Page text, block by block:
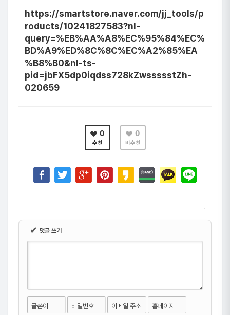
https://smartstore.naver.com/jj_tools/p
roducts/10241827583?nl-
query=%EB%AA%A8%EC%95%84%EC%
BD%A9%ED%8C%8C%EC%A2%85%EA
%B8%B0&nl-ts-
pid=jbFX5dp0iqdss728kZwssssstZh-
020659
0
추천
0
비추천
✔ 댓글 쓰기
글쓴이 비밀번호 이메일 주소 홈페이지